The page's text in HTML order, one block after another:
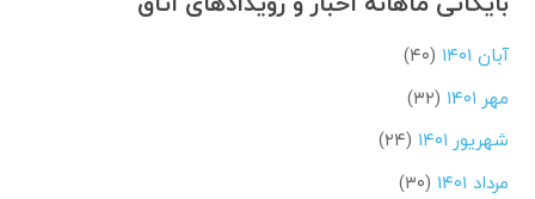
آبان ۱۴۰۱
(۴۰)
مهر ۱۴۰۱
(۳۲)
شهریور ۱۴۰۱
(۲۴)
مرداد ۱۴۰۱
(۳۰)